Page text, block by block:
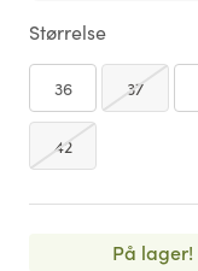
Størrelse
36 37
42
På lager!